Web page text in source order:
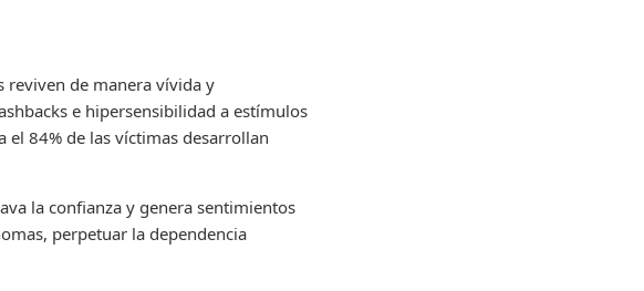
reviven de manera vívida y
e hipersensibilidad a estímulos
el 84% de las víctimas desarrollan
la confianza y genera sentimientos
perpetuar la dependencia